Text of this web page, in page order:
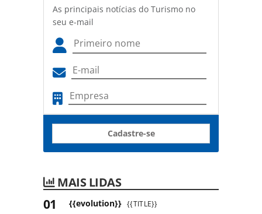
As principais notícias do Turismo no
seu e-mail
Cadastre-se
MAIS LIDAS
{{evolution}} {{TITLE}}